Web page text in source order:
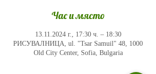
Час и място
13.11.2024 г., 17:30 ч. – 18:30
РИСУВАЛНИЦА, ul. "Tsar Samuil" 48, 1000
Old City Center, Sofia, Bulgaria